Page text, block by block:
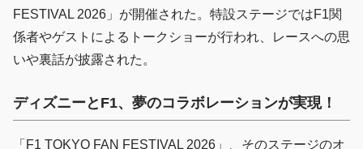
FESTIVAL 2026」が開催された。特設ステージではF1関
係者やゲストによるトークショーが行われ、レースへの思
いや裏話が披露された。
ディズニーとF1、夢のコラボレーションが実現！
「F1 TOKYO FAN FESTIVAL 2026」、そのステージのオ